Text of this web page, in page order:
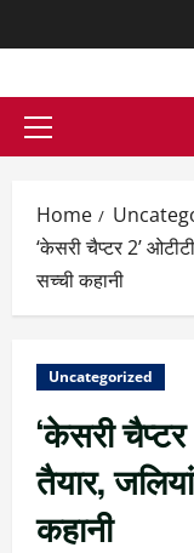
Home
‘केसरी चैप्टर 2’
सच्ची कहानी
Uncategorized
‘केसरी
तैयार,
कहानी